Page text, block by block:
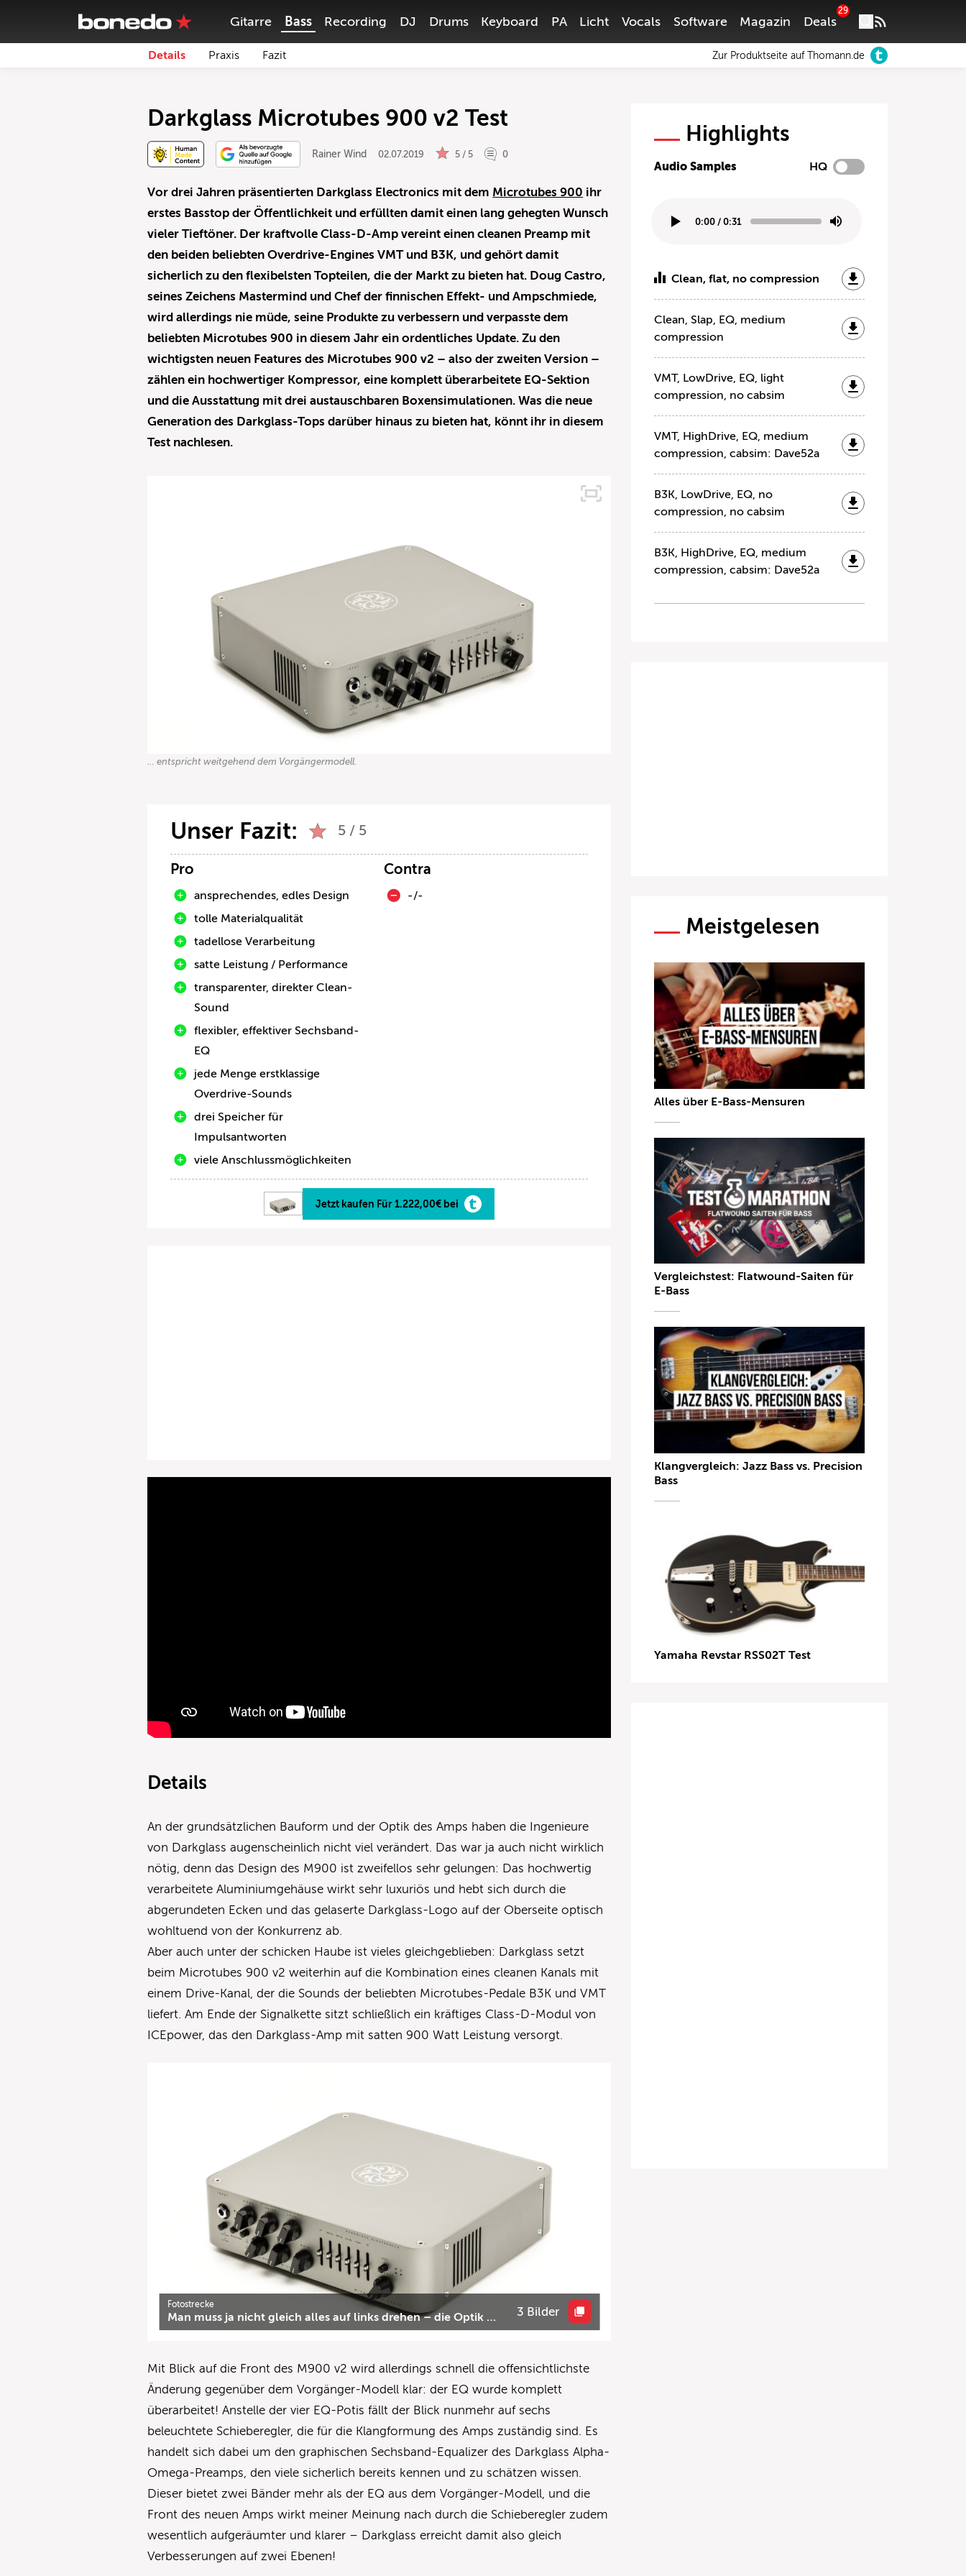
Gitarre Bass Recording DJ Drums Keyboard PA Licht Vocals Software Magazin Deals
29
Details Praxis Fazit Zur Produktseite auf Thomann.de
Darkglass Microtubes 900 v2 Test
Rainer Wind 02.07.2019 5 / 5 0
Vor drei Jahren präsentierten Darkglass Electronics mit dem Microtubes 900 ihr
erstes Basstop der Öffentlichkeit und erfüllten damit einen lang gehegten Wunsch
vieler Tieftöner. Der kraftvolle Class-D-Amp vereint einen cleanen Preamp mit
den beiden beliebten Overdrive-Engines VMT und B3K, und gehört damit
sicherlich zu den flexibelsten Topteilen, die der Markt zu bieten hat. Doug Castro,
seines Zeichens Mastermind und Chef der finnischen Effekt- und Ampschmiede,
wird allerdings nie müde, seine Produkte zu verbessern und verpasste dem
beliebten Microtubes 900 in diesem Jahr ein ordentliches Update. Zu den
wichtigsten neuen Features des Microtubes 900 v2 – also der zweiten Version –
zählen ein hochwertiger Kompressor, eine komplett überarbeitete EQ-Sektion
und die Ausstattung mit drei austauschbaren Boxensimulationen. Was die neue
Generation des Darkglass-Tops darüber hinaus zu bieten hat, könnt ihr in diesem
Test nachlesen.
… entspricht weitgehend dem Vorgängermodell.
Unser Fazit: 5 / 5
Pro
ansprechendes, edles Design
tolle Materialqualität
tadellose Verarbeitung
satte Leistung / Performance
transparenter, direkter Clean-
Sound
flexibler, effektiver Sechsband-
EQ
jede Menge erstklassige
Overdrive-Sounds
drei Speicher für
Impulsantworten
viele Anschlussmöglichkeiten
Contra
-/-
Jetzt kaufen Für 1.222,00€ bei
Details
An der grundsätzlichen Bauform und der Optik des Amps haben die Ingenieure
von Darkglass augenscheinlich nicht viel verändert. Das war ja auch nicht wirklich
nötig, denn das Design des M900 ist zweifellos sehr gelungen: Das hochwertig
verarbeitete Aluminiumgehäuse wirkt sehr luxuriös und hebt sich durch die
abgerundeten Ecken und das gelaserte Darkglass-Logo auf der Oberseite optisch
wohltuend von der Konkurrenz ab.
Aber auch unter der schicken Haube ist vieles gleichgeblieben: Darkglass setzt
beim Microtubes 900 v2 weiterhin auf die Kombination eines cleanen Kanals mit
einem Drive-Kanal, der die Sounds der beliebten Microtubes-Pedale B3K und VMT
liefert. Am Ende der Signalkette sitzt schließlich ein kräftiges Class-D-Modul von
ICEpower, das den Darkglass-Amp mit satten 900 Watt Leistung versorgt.
Fotostrecke
Man muss ja nicht gleich alles auf links drehen – die Optik … 3 Bilder
Mit Blick auf die Front des M900 v2 wird allerdings schnell die offensichtlichste
Änderung gegenüber dem Vorgänger-Modell klar: der EQ wurde komplett
überarbeitet! Anstelle der vier EQ-Potis fällt der Blick nunmehr auf sechs
beleuchtete Schieberegler, die für die Klangformung des Amps zuständig sind. Es
handelt sich dabei um den graphischen Sechsband-Equalizer des Darkglass Alpha-
Omega-Preamps, den viele sicherlich bereits kennen und zu schätzen wissen.
Dieser bietet zwei Bänder mehr als der EQ aus dem Vorgänger-Modell, und die
Front des neuen Amps wirkt meiner Meinung nach durch die Schieberegler zudem
wesentlich aufgeräumter und klarer – Darkglass erreicht damit also gleich
Verbesserungen auf zwei Ebenen!
Highlights
Audio Samples HQ
0:00 / 0:31
Clean, flat, no compression
Clean, Slap, EQ, medium
compression
VMT, LowDrive, EQ, light
compression, no cabsim
VMT, HighDrive, EQ, medium
compression, cabsim: Dave52a
B3K, LowDrive, EQ, no
compression, no cabsim
B3K, HighDrive, EQ, medium
compression, cabsim: Dave52a
Meistgelesen
Alles über E-Bass-Mensuren
Vergleichstest: Flatwound-Saiten für
E-Bass
Klangvergleich: Jazz Bass vs. Precision
Bass
Yamaha Revstar RSS02T Test